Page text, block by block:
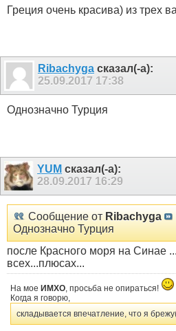
Греция очень красива) из трех
Ribachyga сказал(-а):
25.09.2017 17:38
Однозначно Турция
YUM сказал(-а):
28.09.2017 16:29
Сообщение от Ribachyga
Однозначно Турция
после Красного моря на Синае
всех...плюсах...
На мое ИМХО, просьба не опираться!
Когда я говорю,
складывается впечатление, что я